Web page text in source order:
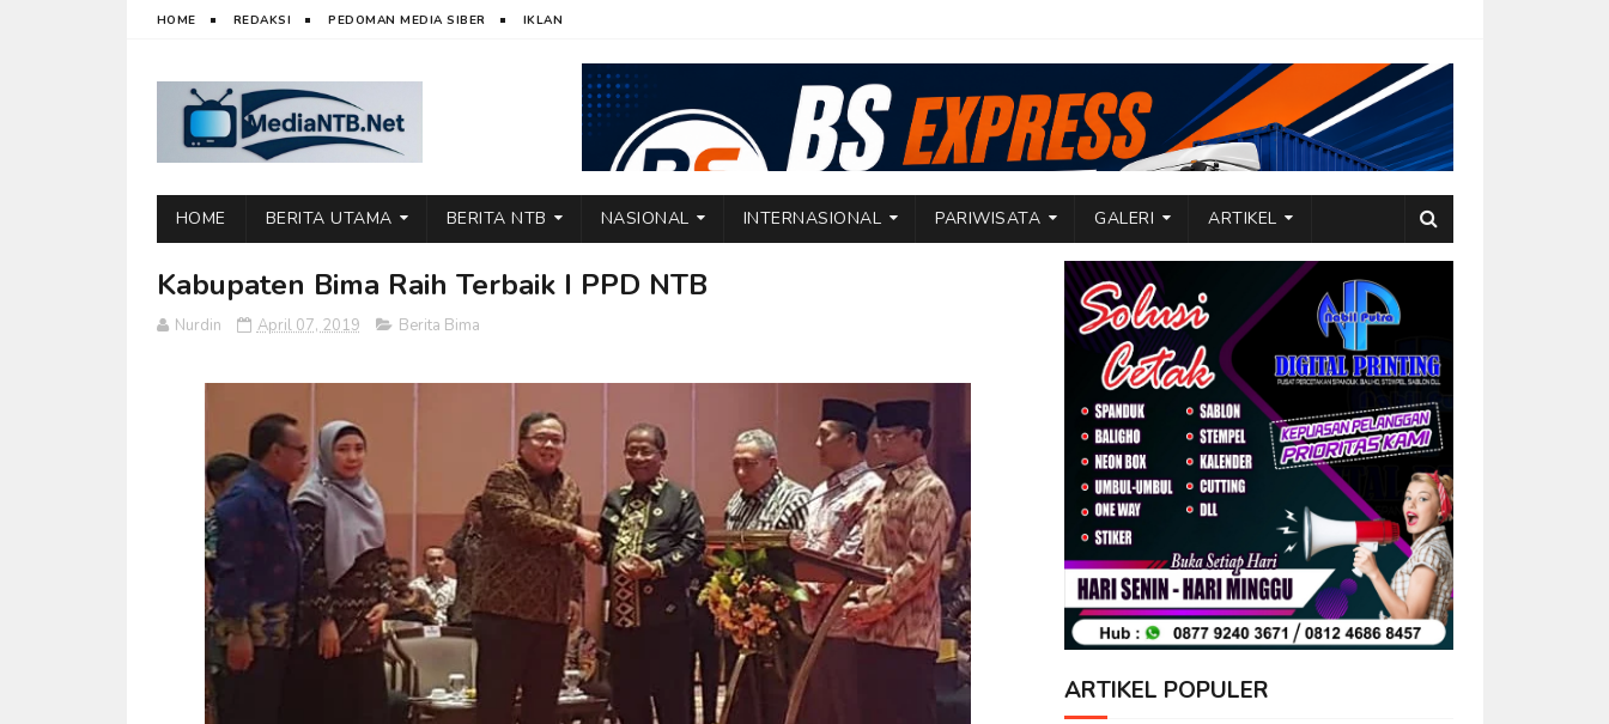
HOME REDAKSI PEDOMAN MEDIA SIBER IKLAN
HOME BERITA UTAMA BERITA NTB NASIONAL INTERNASIONAL PARIWISATA GALERI ARTIKEL
Kabupaten Bima Raih Terbaik I PPD NTB
Nurdin April 07, 2019 Berita Bima
ARTIKEL POPULER